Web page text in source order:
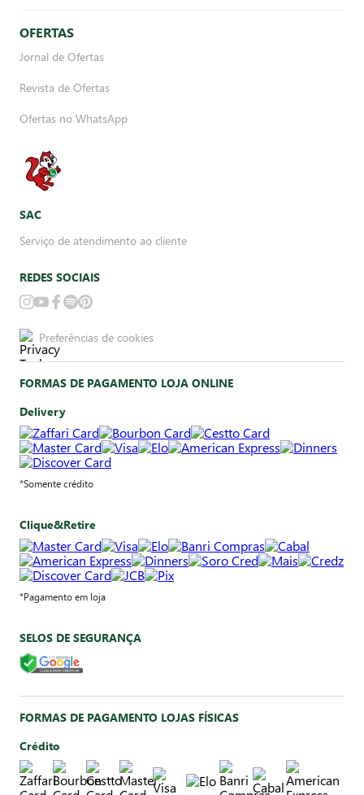
OFERTAS
Jornal de Ofertas
Revista de Ofertas
Ofertas no WhatsApp
SAC
Serviço de atendimento ao cliente
REDES SOCIAIS
Preferências de cookies
FORMAS DE PAGAMENTO LOJA ONLINE
Delivery
*Somente crédito
Clique&Retire
*Pagamento em loja
SELOS DE SEGURANÇA
FORMAS DE PAGAMENTO LOJAS FÍSICAS
Crédito